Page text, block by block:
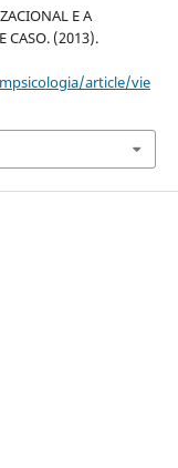
E A
CASO. (2013).
article/vie